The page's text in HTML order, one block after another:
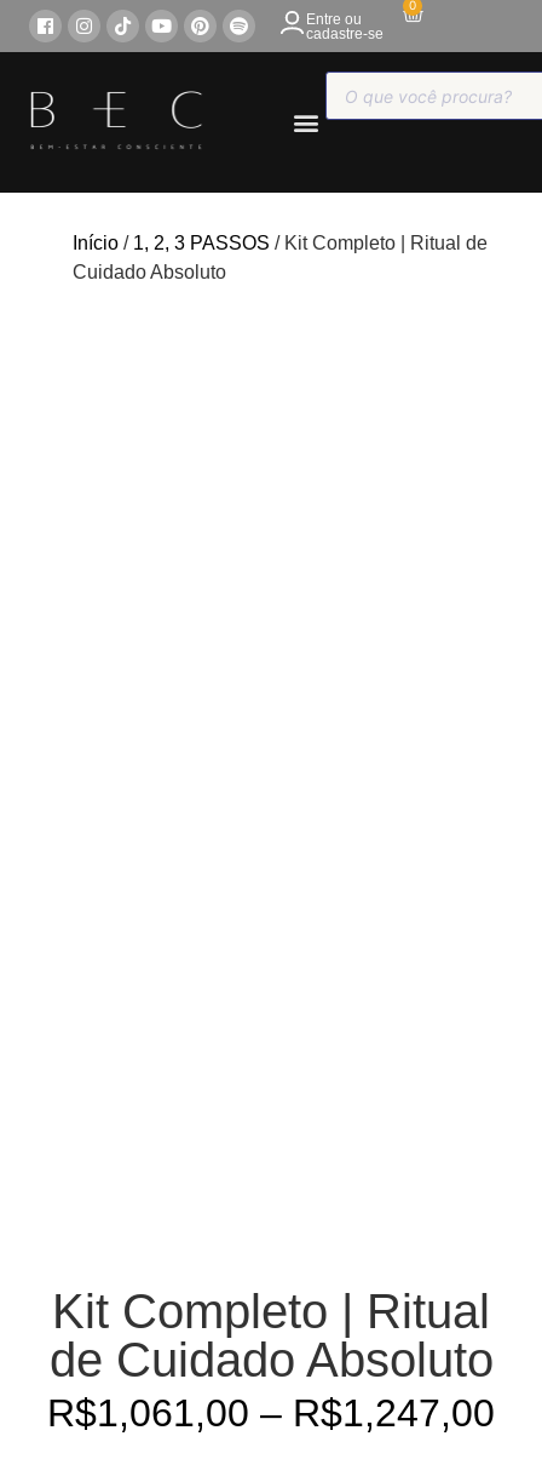
Entre ou
cadastre-se
0
Início / 1, 2, 3 PASSOS / Kit Completo | Ritual de
Cuidado Absoluto
Kit Completo | Ritual
de Cuidado Absoluto
R$1,061,00 – R$1,247,00